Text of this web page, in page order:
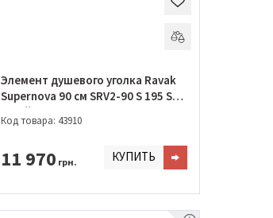
Элемент душевого уголка Ravak
Supernova 90 см SRV2-90 S 195 S
Білий + TRANSPARENT
Код товара: 43910
11 970 грн. КУПИТЬ